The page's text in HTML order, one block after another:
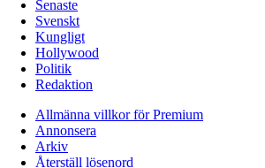
Senaste
Svenskt
Kungligt
Hollywood
Politik
Redaktion
Allmänna villkor för Premium
Annonsera
Arkiv
Återställ lösenord